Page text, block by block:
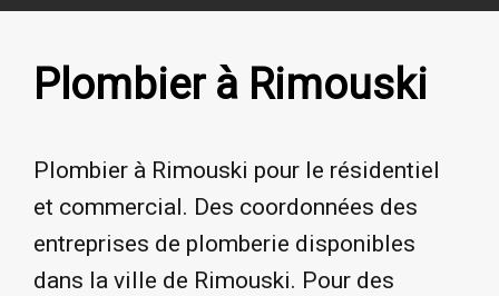
Plombier à Rimouski
Plombier à Rimouski pour le résidentiel
et commercial. Des coordonnées des
entreprises de plomberie disponibles
dans la ville de Rimouski. Pour des